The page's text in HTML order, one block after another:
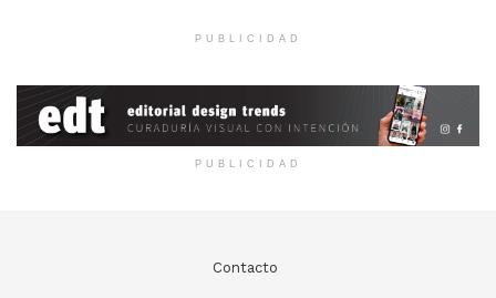
PUBLICIDAD
PUBLICIDAD
Contacto